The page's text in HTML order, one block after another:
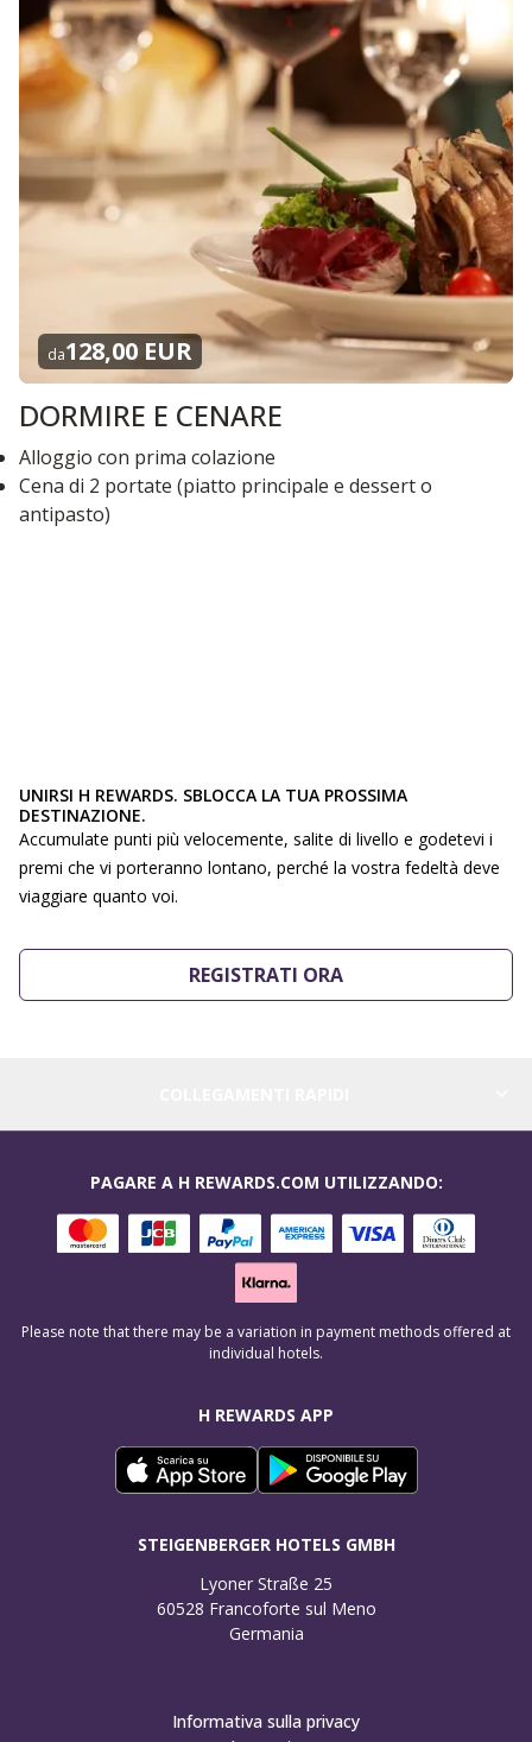
da128,00 EUR
DORMIRE E CENARE
Alloggio con prima colazione
Cena di 2 portate (piatto principale e dessert o
antipasto)
UNIRSI H REWARDS. SBLOCCA LA TUA PROSSIMA
DESTINAZIONE.
Accumulate punti più velocemente, salite di livello e godetevi i
premi che vi porteranno lontano, perché la vostra fedeltà deve
viaggiare quanto voi.
REGISTRATI ORA
H REWARDS APP
STEIGENBERGER HOTELS GMBH
Lyoner Straße 25
60528 Francoforte sul Meno
Germania
PAGARE A H REWARDS.COM UTILIZZANDO:
Please note that there may be a variation in payment methods offered at
individual hotels.
Informativa sulla privacy